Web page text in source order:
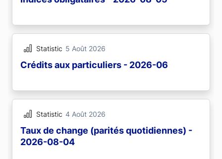
Statistic 5 Août 2026
Crédits aux particuliers - 2026-06
Statistic 4 Août 2026
Taux de change (parités quotidiennes) -
2026-08-04